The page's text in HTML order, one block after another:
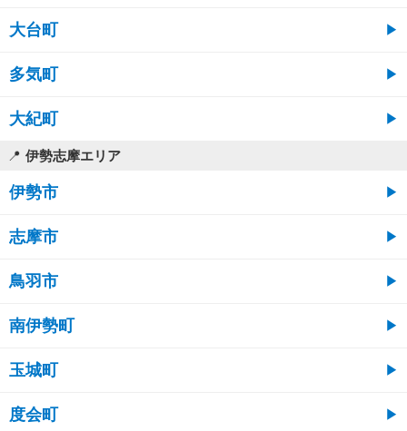
大台町
多気町
大紀町
伊勢志摩エリア
伊勢市
志摩市
鳥羽市
南伊勢町
玉城町
度会町